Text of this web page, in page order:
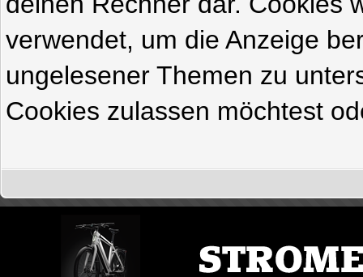
verwendet, um die Anzeige
ungelesener Themen zu
Cookies zulassen möchtest